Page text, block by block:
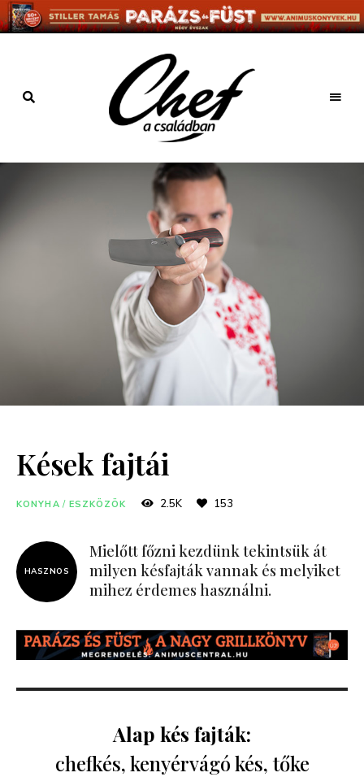
Chef a
családban
Főzz
kreatívan
Kések fajtái
KONYHA / ESZKÖZÖK 2.5K 153
HASZNOS
Mielőtt főzni kezdünk tekintsük át
milyen késfajták vannak és melyiket
mihez érdemes használni.
Alap kés fajták:
chefkés, kenyérvágó kés, tőke